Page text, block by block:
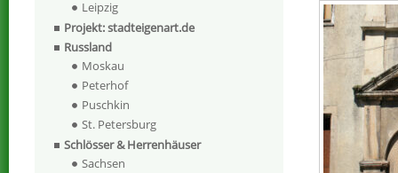
Leipzig
Projekt: stadteigenart.de
Russland
Moskau
Peterhof
Puschkin
St. Petersburg
Schlösser & Herrenhäuser
Sachsen